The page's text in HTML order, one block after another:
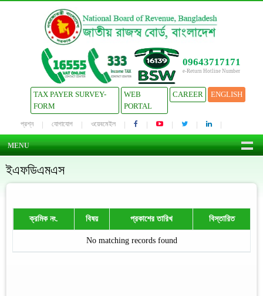
09643717171
e-Return Hotline Number
TAX PAYER SURVEY-
FORM
WEB
PORTAL
CAREER ENGLISH
প্রশ্ন যোগাযোগ ওয়েবমেইল
MENU
ইএফডিএমএস
ক্রমিক নং. বিষয় প্রকাশের তারিখ বিস্তারিত
No matching records found